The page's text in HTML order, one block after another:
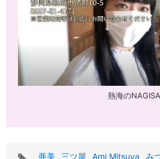
熱海のNAGISA
亜美 三ツ屋 Ami Mitsuya
み